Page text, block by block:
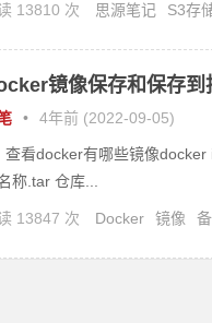
13810 次 思源笔记 S3存
镜像保存和保存
• 4年前 (2022-09-05)
查看docker有哪些镜像
称.tar 仓库...
13847 次 Docker 镜像